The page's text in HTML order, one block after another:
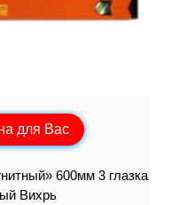
для Вас
600мм 3 глазка
Вихрь